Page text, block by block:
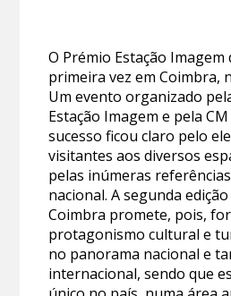
O Prémio Estação
primeira vez em Coimbra,
Um evento organizado
Estação Imagem e pela
sucesso ficou claro pelo
visitantes aos diversos
pelas inúmeras
nacional. A segunda
Coimbra promete, pois,
protagonismo cultural e
no panorama nacional e
internacional, sendo que